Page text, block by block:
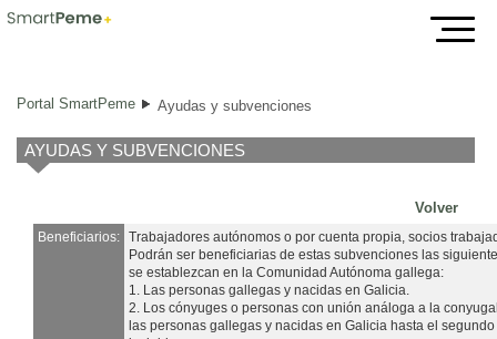
Ayudas y subvenciones
Portal SmartPeme Ayudas y subvenciones
AYUDAS Y SUBVENCIONES
Volver
Beneficiarios: Trabajadores autónomos o por cuenta propia, socios
Podrán ser beneficiarias de estas subvenciones las
se establezcan en la Comunidad Autónoma gallega:
1. Las personas gallegas y nacidas en Galicia.
2. Los cónyuges o personas con unión análoga a la
las personas gallegas y nacidas en Galicia hasta el